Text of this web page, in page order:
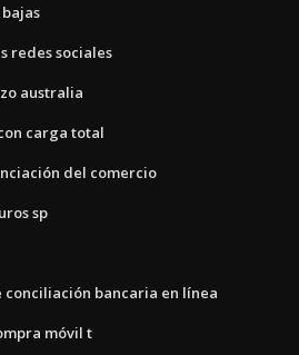
redes sociales
australia
carga total
del comercio
sp
bancaria en línea
móvil t